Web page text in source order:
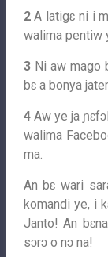
2A latigɛ ni i
walima pentiw
3Ni aw mago
bɛ a bonya
4Aw ye ja
walima
ma.
An bɛ wari
komandi ye, i
Janto! An
sɔrɔ o nɔ na!